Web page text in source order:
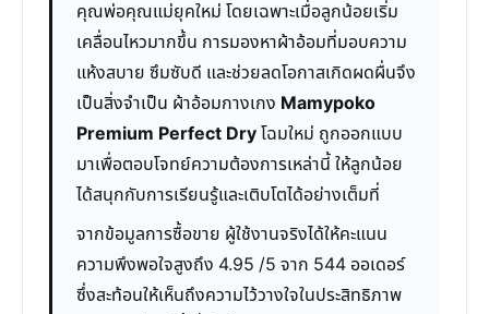
คุณพ่อคุณแม่ยุคใหม่ โดยเฉพาะเมื่อลูกน้อยเริ่ม
เคลื่อนไหวมากขึ้น การมองหาผ้าอ้อมที่มอบความ
แห้งสบาย ซึมซับดี และช่วยลดโอกาสเกิดผดผื่นจึง
เป็นสิ่งจำเป็น ผ้าอ้อมกางเกง Mamypoko
Premium Perfect Dryโฉมใหม่ ถูกออกแบบ
มาเพื่อตอบโจทย์ความต้องการเหล่านี้ ให้ลูกน้อย
ได้สนุกกับการเรียนรู้และเติบโตได้อย่างเต็มที่
จากข้อมูลการซื้อขาย ผู้ใช้งานจริงได้ให้คะแนน
ความพึงพอใจสูงถึง 4.95 /5 จาก 544 ออเดอร์
ซึ่งสะท้อนให้เห็นถึงความไว้วางใจในประสิทธิภาพ